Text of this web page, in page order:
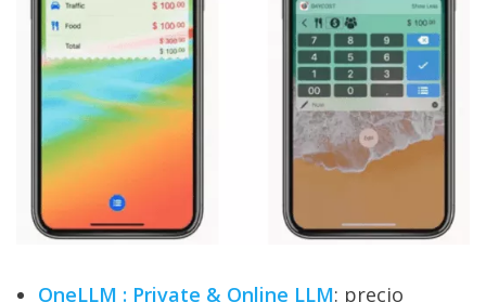
OneLLM : Private & Online LLM: precio